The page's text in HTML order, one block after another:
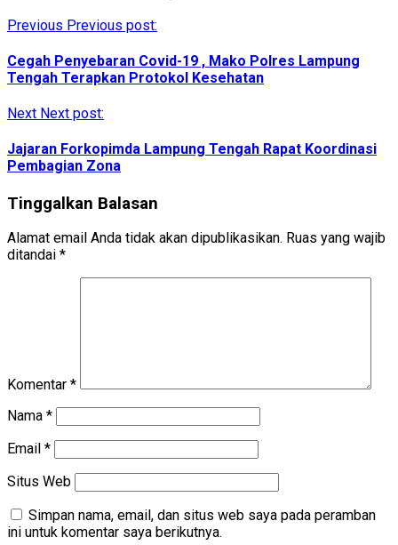
Previous Previous post:
Cegah Penyebaran Covid-19 , Mako Polres Lampung
Tengah Terapkan Protokol Kesehatan
Next Next post:
Jajaran Forkopimda Lampung Tengah Rapat Koordinasi
Pembagian Zona
Tinggalkan Balasan
Alamat email Anda tidak akan dipublikasikan. Ruas yang wajib
ditandai *
Komentar *
Nama *
Email *
Situs Web
Simpan nama, email, dan situs web saya pada peramban
ini untuk komentar saya berikutnya.